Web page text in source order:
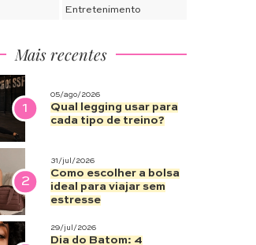
Entretenimento
Mais recentes
1
05/ago/2026
Qual legging usar para
cada tipo de treino?
2
31/jul/2026
Como escolher a bolsa
ideal para viajar sem
estresse
29/jul/2026
Dia do Batom: 4